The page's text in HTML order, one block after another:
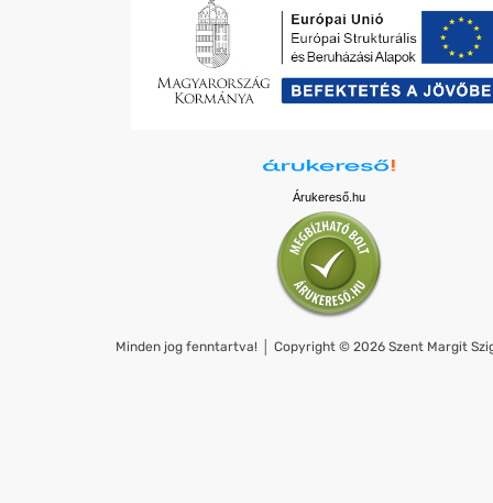
Árukereső.hu
Minden jog fenntartva! │ Copyright © 2026 Szent Margit